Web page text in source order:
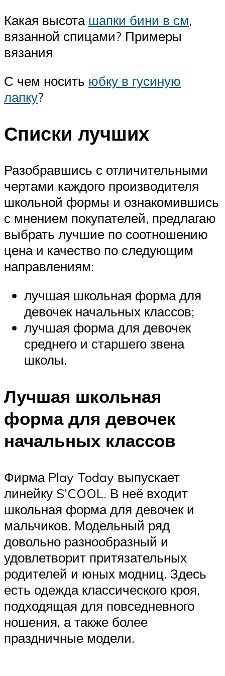
Какая высота шапки бини в см,
вязанной спицами? Примеры
вязания
С чем носить юбку в гусиную
лапку?
Списки лучших
Разобравшись с отличительными
чертами каждого производителя
школьной формы и ознакомившись
с мнением покупателей, предлагаю
выбрать лучшие по соотношению
цена и качество по следующим
направлениям:
лучшая школьная форма для
девочек начальных классов;
лучшая форма для девочек
среднего и старшего звена
школы.
Лучшая школьная
форма для девочек
начальных классов
Фирма Play Today выпускает
линейку S’COOL. В неё входит
школьная форма для девочек и
мальчиков. Модельный ряд
довольно разнообразный и
удовлетворит притязательных
родителей и юных модниц. Здесь
есть одежда классического кроя,
подходящая для повседневного
ношения, а также более
праздничные модели.